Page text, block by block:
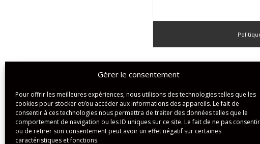
Gérer le consentement
Pour offrir les meilleures expériences, nous utilisons des technologies telles que les
cookies pour stocker et/ou accéder aux informations des appareils. Le fait de
consentir à ces technologies nous permettra de traiter des données telles que le
comportement de navigation ou les ID uniques sur ce site. Le fait de ne pas consentir
ou de retirer son consentement peut avoir un effet négatif sur certaines
caractéristiques et fonctions.